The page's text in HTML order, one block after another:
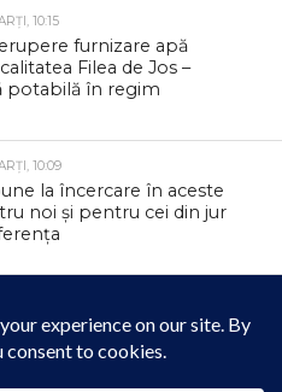
10:15
furnizare apă
Filea de Jos –
potabilă în regim
10:09
la încercare în aceste
noi și pentru cei din jur
Carnavalul Verii 2026